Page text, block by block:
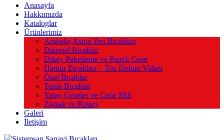
Anasayfa
Hakkımızda
Kataloglar
Ürünlerimiz
Ambalaj Asma Yeri Bıçakları
Dairesel Bıçaklar
Dikey Paketleme ve Pançlı Çene
Hamur Bıçakları – Toz Dolum Vidası
Özel Bıçaklar
Tarak Bıçaklar
Yatay Çeneler ve Çene Mili
Zigzak ve Rotary
Galeri
İletişim